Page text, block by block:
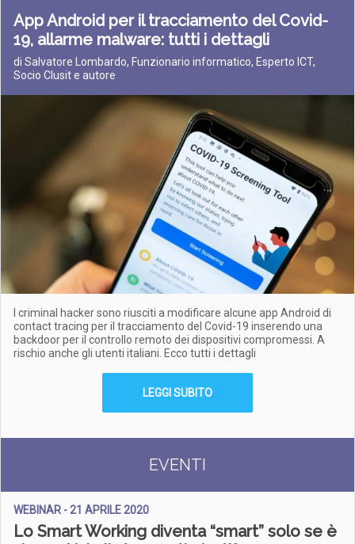
App Android per il tracciamento del Covid-
19, allarme malware: tutti i dettagli
di Salvatore Lombardo, Funzionario informatico, Esperto ICT,
Socio Clusit e autore
I criminal hacker sono riusciti a modificare alcune app Android di
contact tracing per il tracciamento del Covid-19 inserendo una
backdoor per il controllo remoto dei dispositivi compromessi. A
rischio anche gli utenti italiani. Ecco tutti i dettagli
LEGGI SUBITO
EVENTI
WEBINAR - 21 APRILE 2020
Lo Smart Working diventa “smart” solo se è